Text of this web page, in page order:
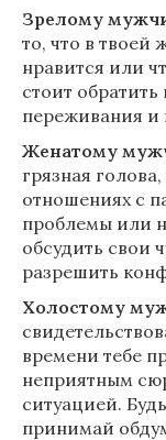
Зрелому
то, что в твоей
нравится или
стоит
переживания и
Женатому
грязная
отношениях с
проблемы или
обсудить свои
разрешить
Холостому
времени тебе
неприятным
ситуацией.
принимай